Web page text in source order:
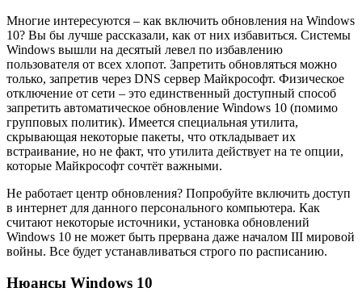
Многие интересуются – как включить обновления на Windows
10? Вы бы лучше рассказали, как от них избавиться. Системы
Windows вышли на десятый левел по избавлению
пользователя от всех хлопот. Запретить обновляться можно
только, запретив через DNS сервер Майкрософт. Физическое
отключение от сети – это единственный доступный способ
запретить автоматическое обновление Windows 10 (помимо
групповых политик). Имеется специальная утилита,
скрывающая некоторые пакеты, что откладывает их
встраивание, но не факт, что утилита действует на те опции,
которые Майкрософт сочтёт важными.
Не работает центр обновления? Попробуйте включить доступ
в интернет для данного персонального компьютера. Как
считают некоторые источники, установка обновлений
Windows 10 не может быть прервана даже началом III мировой
войны. Все будет устанавливаться строго по расписанию.
Нюансы Windows 10